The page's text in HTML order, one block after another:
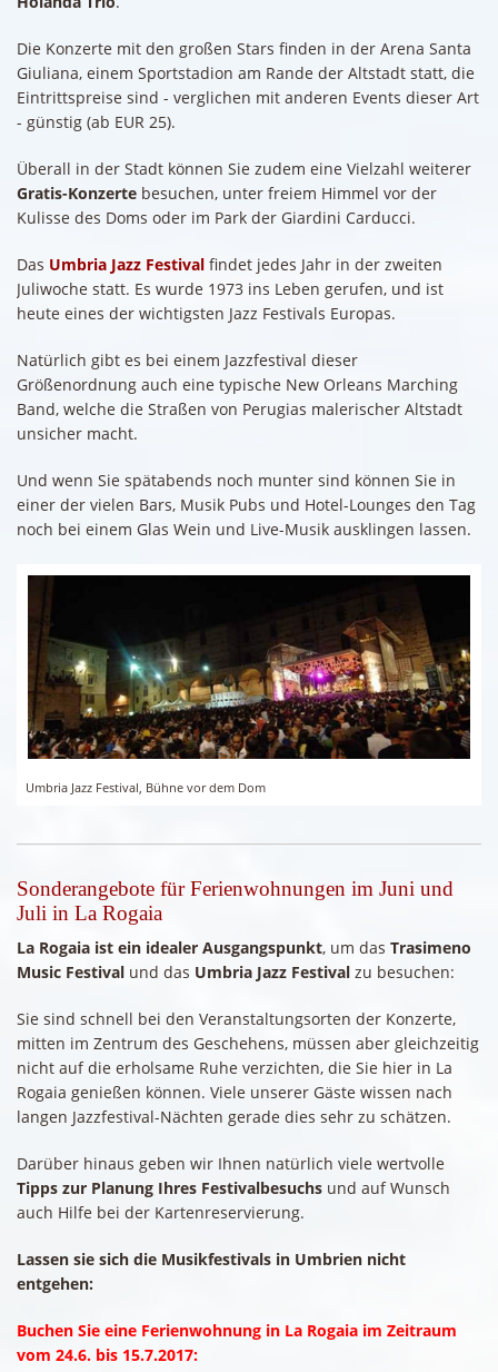
Die Konzerte mit den großen Stars finden in der Arena Santa
Giuliana, einem Sportstadion am Rande der Altstadt statt, die
Eintrittspreise sind - verglichen mit anderen Events dieser Art
- günstig (ab EUR 25).
Überall in der Stadt können Sie zudem eine Vielzahl weiterer
Gratis-Konzerte besuchen, unter freiem Himmel vor der
Kulisse des Doms oder im Park der Giardini Carducci.
Das Umbria Jazz Festival findet jedes Jahr in der zweiten
Juliwoche statt. Es wurde 1973 ins Leben gerufen, und ist
heute eines der wichtigsten Jazz Festivals Europas.
Natürlich gibt es bei einem Jazzfestival dieser
Größenordnung auch eine typische New Orleans Marching
Band, welche die Straßen von Perugias malerischer Altstadt
unsicher macht.
Und wenn Sie spätabends noch munter sind können Sie in
einer der vielen Bars, Musik Pubs und Hotel-Lounges den Tag
noch bei einem Glas Wein und Live-Musik ausklingen lassen.
Umbria Jazz Festival, Bühne vor dem Dom
Sonderangebote für Ferienwohnungen im Juni und
Juli in La Rogaia
La Rogaia ist ein idealer Ausgangspunkt, um das Trasimeno
Music Festival und das Umbria Jazz Festival zu besuchen:
Sie sind schnell bei den Veranstaltungsorten der Konzerte,
mitten im Zentrum des Geschehens, müssen aber gleichzeitig
nicht auf die erholsame Ruhe verzichten, die Sie hier in La
Rogaia genießen können. Viele unserer Gäste wissen nach
langen Jazzfestival-Nächten gerade dies sehr zu schätzen.
Darüber hinaus geben wir Ihnen natürlich viele wertvolle
Tipps zur Planung Ihres Festivalbesuchs und auf Wunsch
auch Hilfe bei der Kartenreservierung.
Lassen sie sich die Musikfestivals in Umbrien nicht
entgehen:
Buchen Sie eine Ferienwohnung in La Rogaia im Zeitraum
vom 24.6. bis 15.7.2017: